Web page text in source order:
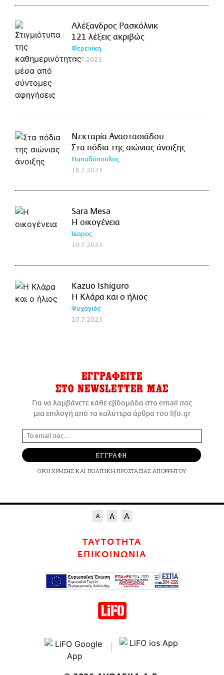
Αλέξανδρος Ρασκόλνικ
121 λέξεις ακριβώς
Φερενίκη
21.7.2023
Νεκταρία Αναστασιάδου
Στα πόδια της αιώνιας άνοιξης
Παπαδόπουλος
18.7.2023
Sara Mesa
Η οικογένεια
Ίκαρος
10.7.2023
Kazuo Ishiguro
Η Κλάρα και ο ήλιος
Ψυχογιός
10.7.2023
ΕΓΓΡΑΦΕΙΤΕ
ΣΤΟ NEWSLETTER ΜΑΣ
Για να λαμβάνετε κάθε εβδομάδα στο email σας
μια επιλογή από τα καλύτερα άρθρα του lifo.gr
ΕΓΓΡΑΦΗ
ΟΡΟΙ ΧΡΗΣΗΣ ΚΑΙ ΠΟΛΙΤΙΚΗ ΠΡΟΣΤΑΣΙΑΣ ΑΠΟΡΡΗΤΟΥ
ΤΑΥΤΟΤΗΤΑ
ΕΠΙΚΟΙΝΩΝΙΑ